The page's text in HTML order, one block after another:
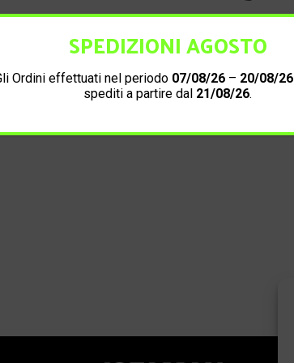
SPEDIZIONI AGOSTO
Ordini effettuati nel periodo 07/08/26 – 20/08/26
spediti a partire dal 21/08/26.